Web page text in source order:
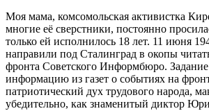
Моя мама, комсомольская активистка
многие её сверстники, постоянно
только ей исполнилось 18 лет. 11 июня
направили под Сталинград в окопы
фронта Советского Информбюро. Задание
информацию из газет о событиях на
патриотический дух трудового народа,
убедительно, как знаменитый диктор